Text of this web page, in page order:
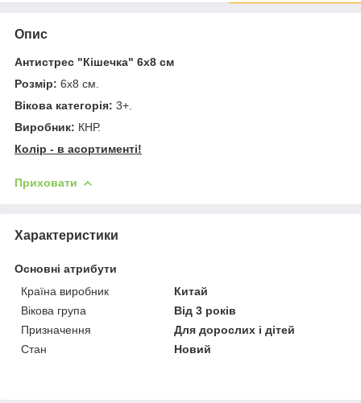
Опис
Антистрес "Кішечка" 6х8 см
Розмір: 6х8 см.
Вікова категорія: 3+.
Виробник: КНР.
Колір - в асортименті!
Приховати
Характеристики
Основні атрибути
Країна виробник
Китай
Вікова група
Від 3 років
Призначення
Для дорослих і дітей
Стан
Новий